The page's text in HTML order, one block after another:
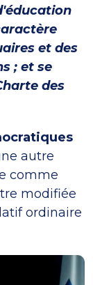
et des
; et se
des
autre
comme
modifiée
ordinaire